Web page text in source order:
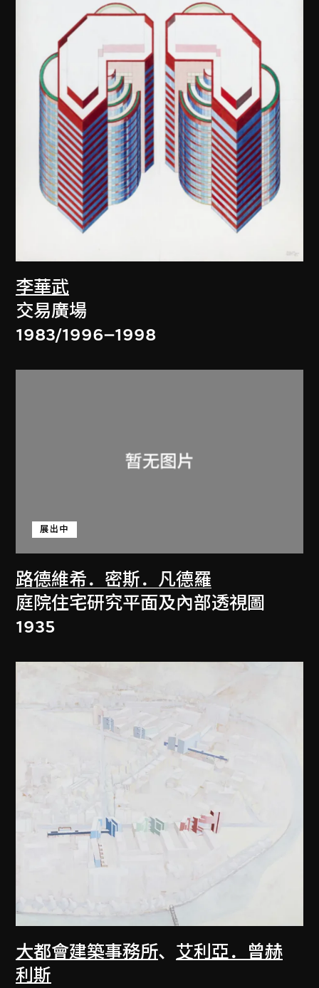
李華武
交易廣場
1983/1996–1998
路德維希．密斯．凡德羅
展出中
庭院住宅研究平面及內部透視圖
1935
大都會建築事務所、 艾利亞．曾赫
利斯